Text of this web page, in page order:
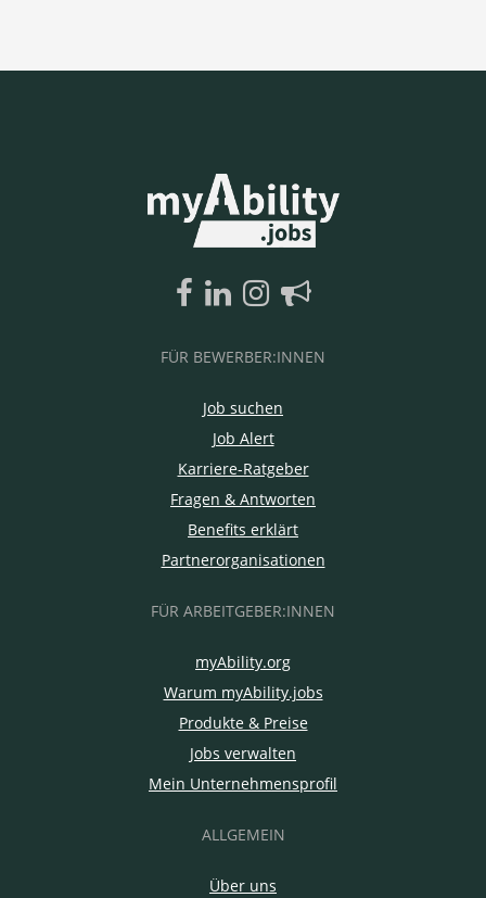
FÜR BEWERBER:INNEN
Job suchen
Job Alert
Karriere-Ratgeber
Fragen & Antworten
Benefits erklärt
Partnerorganisationen
FÜR ARBEITGEBER:INNEN
myAbility.org
Warum myAbility.jobs
Produkte & Preise
Jobs verwalten
Mein Unternehmensprofil
ALLGEMEIN
Über uns